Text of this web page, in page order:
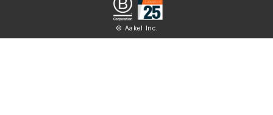
© Aakel Inc.